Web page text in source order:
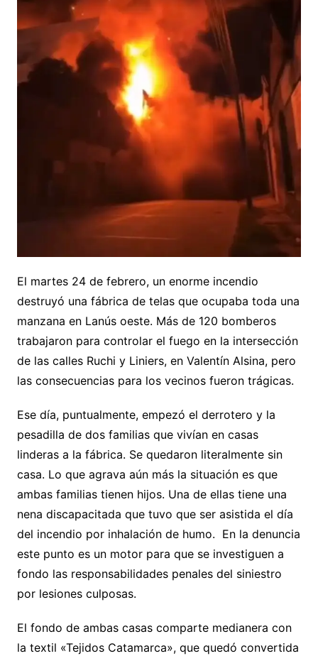
El martes 24 de febrero, un enorme incendio
destruyó una fábrica de telas que ocupaba toda una
manzana en Lanús oeste. Más de 120 bomberos
trabajaron para controlar el fuego en la intersección
de las calles Ruchi y Liniers, en Valentín Alsina, pero
las consecuencias para los vecinos fueron trágicas.
Ese día, puntualmente, empezó el derrotero y la
pesadilla de dos familias que vivían en casas
linderas a la fábrica. Se quedaron literalmente sin
casa. Lo que agrava aún más la situación es que
ambas familias tienen hijos. Una de ellas tiene una
nena discapacitada que tuvo que ser asistida el día
del incendio por inhalación de humo. En la denuncia
este punto es un motor para que se investiguen a
fondo las responsabilidades penales del siniestro
por lesiones culposas.
El fondo de ambas casas comparte medianera con
la textil «Tejidos Catamarca», que quedó convertida